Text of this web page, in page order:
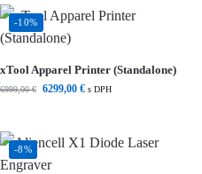
-10%
xTool Apparel Printer (Standalone)
6999,00€ 6299,00 € s DPH
-8%